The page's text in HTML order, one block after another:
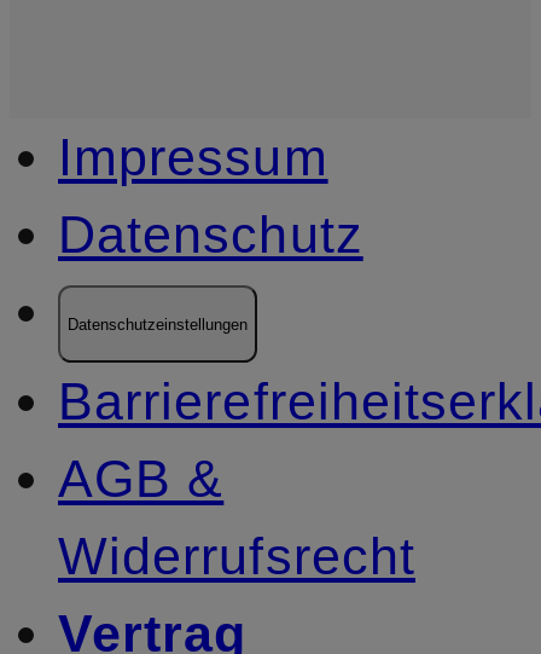
Impressum
Datenschutz
Datenschutzeinstellungen
AGB &
Widerrufsrecht
Vertrag